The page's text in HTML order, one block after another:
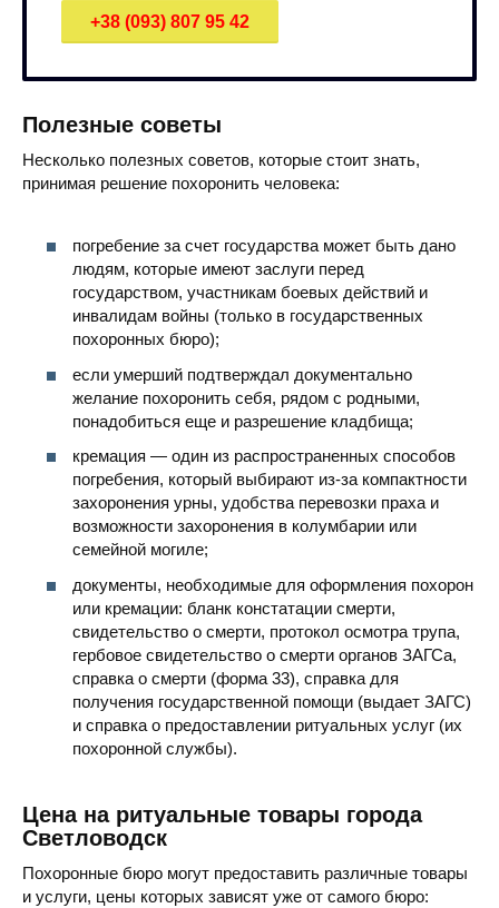
+38 (093) 807 95 42
Полезные советы
Несколько полезных советов, которые стоит знать,
принимая решение похоронить человека:
погребение за счет государства может быть дано
людям, которые имеют заслуги перед
государством, участникам боевых действий и
инвалидам войны (только в государственных
похоронных бюро);
если умерший подтверждал документально
желание похоронить себя, рядом с родными,
понадобиться еще и разрешение кладбища;
кремация — один из распространенных способов
погребения, который выбирают из-за компактности
захоронения урны, удобства перевозки праха и
возможности захоронения в колумбарии или
семейной могиле;
документы, необходимые для оформления похорон
или кремации: бланк констатации смерти,
свидетельство о смерти, протокол осмотра трупа,
гербовое свидетельство о смерти органов ЗАГСа,
справка о смерти (форма 33), справка для
получения государственной помощи (выдает ЗАГС)
и справка о предоставлении ритуальных услуг (их
похоронной службы).
Цена на ритуальные товары города
Светловодск
Похоронные бюро могут предоставить различные товары
и услуги, цены которых зависят уже от самого бюро: